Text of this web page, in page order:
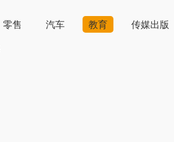
零售 汽车 教育 传媒出版